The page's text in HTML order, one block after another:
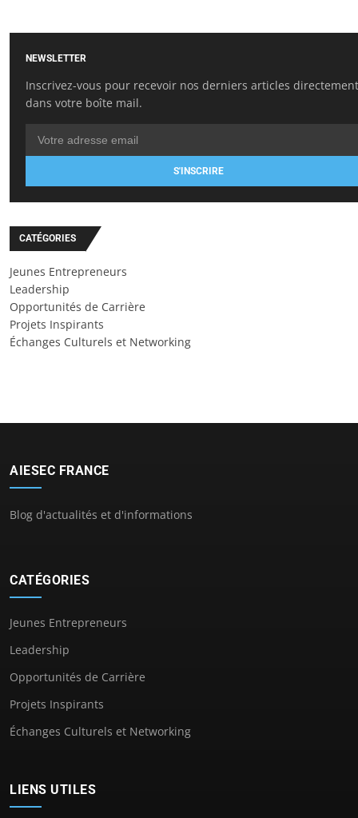
NEWSLETTER
Inscrivez-vous pour recevoir nos derniers articles directement
dans votre boîte mail.
S'INSCRIRE
CATÉGORIES
Jeunes Entrepreneurs
Leadership
Opportunités de Carrière
Projets Inspirants
Échanges Culturels et Networking
AIESEC FRANCE
Blog d'actualités et d'informations
CATÉGORIES
Jeunes Entrepreneurs
Leadership
Opportunités de Carrière
Projets Inspirants
Échanges Culturels et Networking
LIENS UTILES